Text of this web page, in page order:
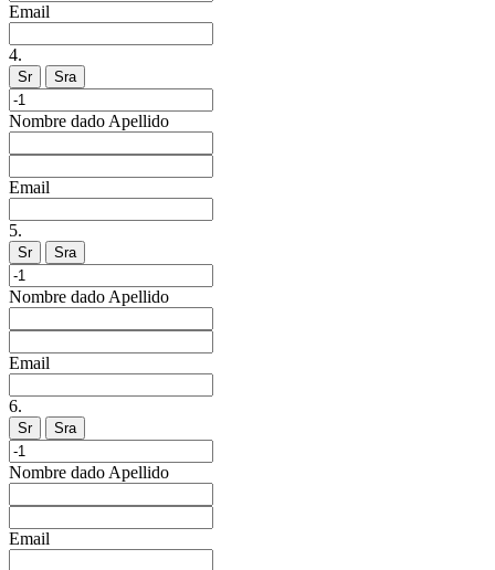
Email
4.
Sr Sra
Nombre dado Apellido
Email
5.
Sr Sra
Nombre dado Apellido
Email
6.
Sr Sra
Nombre dado Apellido
Email